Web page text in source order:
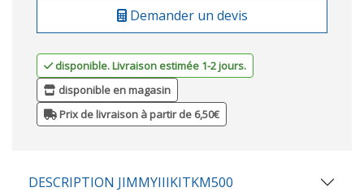
Demander un devis
disponible. Livraison estimée 1-2 jours.
disponible en magasin
Prix de livraison à partir de 6,50€
DESCRIPTION JIMMYIIIKITKM500